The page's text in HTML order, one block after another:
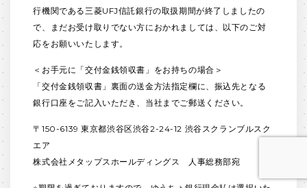
行機関である三菱UFJ信託銀行の取扱期間が終了しましたの
で、まだお受け取りでない方におかれましては、以下のご対
応をお願いいたします。
＜お手元に「交付金銭領収書」をお持ちの場合＞
「交付金銭領収書」裏面の送金方法指定欄に、振込先となる
銀行口座をご記入いただき、当社までご郵送ください。
〒150-6139 東京都渋谷区渋谷2-24-12 渋谷スクランブルスク
エア
株式会社メタップスホールディングス 人事総務部宛